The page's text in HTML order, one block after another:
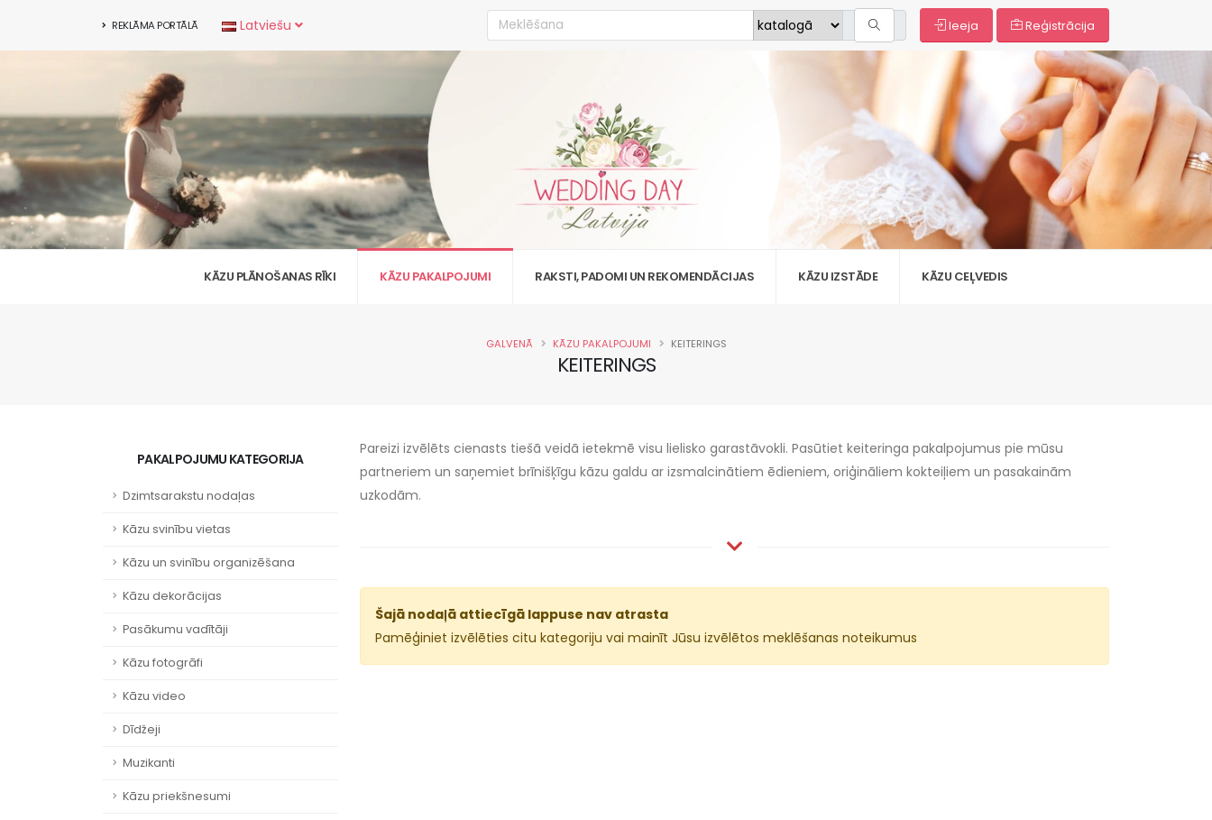
REKLĀMA PORTĀLĀ Latviešu Ieeja Reģistrācija
KĀZU PLĀNOŠANAS RĪKI KĀZU PAKALPOJUMI RAKSTI, PADOMI UN REKOMENDĀCIJAS KĀZU IZSTĀDE KĀZU CEĻVEDIS
KEITERINGS
GALVENĀ KĀZU PAKALPOJUMI KEITERINGS
PAKALPOJUMU KATEGORIJA
Dzimtsarakstu nodaļas
Kāzu svinību vietas
Kāzu un svinību organizēšana
Kāzu dekorācijas
Pasākumu vadītāji
Kāzu fotogrāfi
Kāzu video
Dīdžeji
Muzikanti
Kāzu priekšnesumi
Pareizi izvēlēts cienasts tiešā veidā ietekmē visu lielisko garastāvokli. Pasūtiet keiteringa pakalpojumus pie mūsu
partneriem un saņemiet brīnišķīgu kāzu galdu ar izsmalcinātiem ēdieniem, oriģināliem kokteiļiem un pasakainām
uzkodām.
Šajā nodaļā attiecīgā lappuse nav atrasta
Pamēģiniet izvēlēties citu kategoriju vai mainīt Jūsu izvēlētos meklēšanas noteikumus